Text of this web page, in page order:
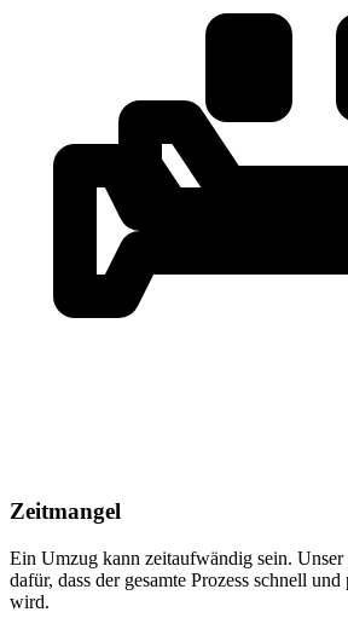
Zeitmangel
Ein Umzug kann zeitaufwändig sein. Unser
dafür, dass der gesamte Prozess schnell
wird.